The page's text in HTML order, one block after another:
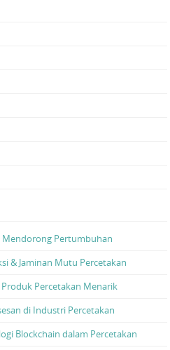
Mendorong Pertumbuhan
& Jaminan Mutu Percetakan
Percetakan Menarik
di Industri Percetakan
Blockchain dalam Percetakan